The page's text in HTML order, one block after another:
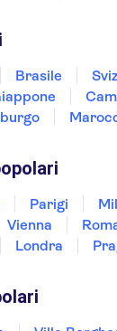
sui canali di
Casa Museo
Brasile
Tunisia
Parigi
Vienna
Londra
Genova